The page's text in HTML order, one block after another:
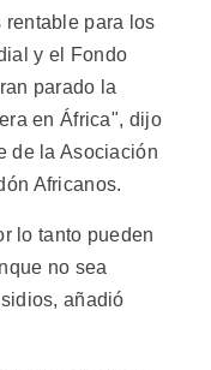
para los
y el Fondo
parado la
en África", dijo
de la Asociación
Africanos.
lo tanto pueden
no sea
añadió